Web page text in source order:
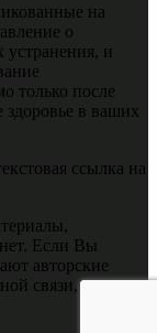
на
о
устранения, и
только после
здоровье в ваших
ссылка на
Если Вы
авторские
связи, мы их